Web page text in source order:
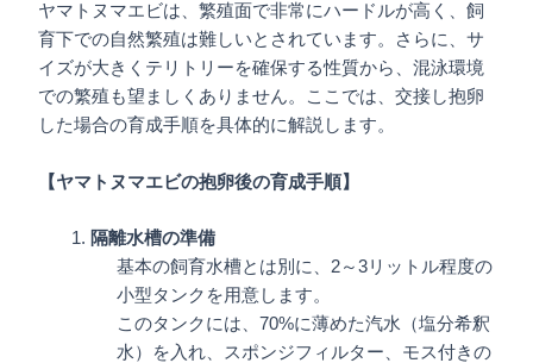
ヤマトヌマエビは、繁殖面で非常にハードルが高く、飼
育下での自然繁殖は難しいとされています。さらに、サ
イズが大きくテリトリーを確保する性質から、混泳環境
での繁殖も望ましくありません。ここでは、交接し抱卵
した場合の育成手順を具体的に解説します。
【ヤマトヌマエビの抱卵後の育成手順】
隔離水槽の準備
基本の飼育水槽とは別に、2～3リットル程度の
小型タンクを用意します。
このタンクには、70%に薄めた汽水（塩分希釈
水）を入れ、スポンジフィルター、モス付きの